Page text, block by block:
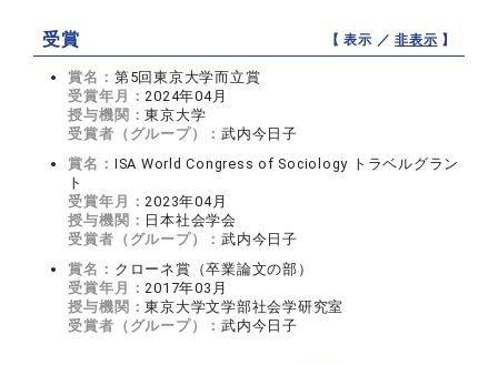
受賞 【 表示 ／非表示 】
賞名： 第5回東京大学而立賞
受賞年月：2024年04月
授与機関：東京大学
受賞者（グループ）：武内今日子
賞名： ISA World Congress of Sociology トラベルグラン
ト
受賞年月：2023年04月
授与機関： 日本社会学会
受賞者（グループ）：武内今日子
賞名： クローネ賞（卒業論文の部）
受賞年月：2017年03月
授与機関：東京大学文学部社会学研究室
受賞者（グループ）：武内今日子